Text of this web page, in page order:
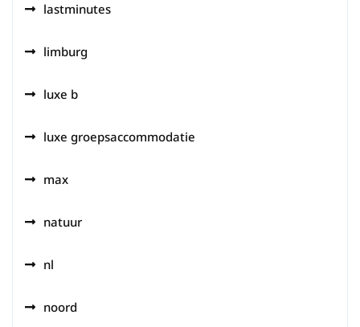
lastminutes
limburg
luxe b
luxe groepsaccommodatie
max
natuur
nl
noord